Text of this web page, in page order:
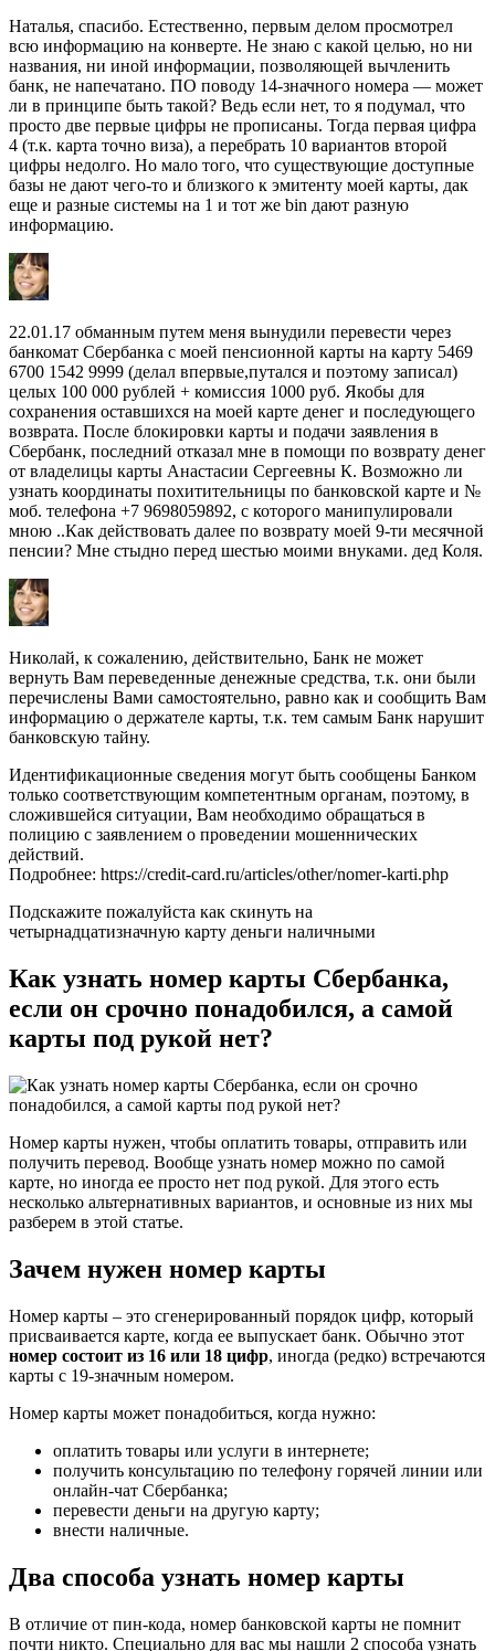
Наталья, спасибо. Естественно, первым делом просмотрел
всю информацию на конверте. Не знаю с какой целью, но ни
названия, ни иной информации, позволяющей вычленить
банк, не напечатано. ПО поводу 14-значного номера — может
ли в принципе быть такой? Ведь если нет, то я подумал, что
просто две первые цифры не прописаны. Тогда первая цифра
4 (т.к. карта точно виза), а перебрать 10 вариантов второй
цифры недолго. Но мало того, что существующие доступные
базы не дают чего-то и близкого к эмитенту моей карты, дак
еще и разные системы на 1 и тот же bin дают разную
информацию.
22.01.17 обманным путем меня вынудили перевести через
банкомат Сбербанка с моей пенсионной карты на карту 5469
6700 1542 9999 (делал впервые,путался и поэтому записал)
целых 100 000 рублей + комиссия 1000 руб. Якобы для
сохранения оставшихся на моей карте денег и последующего
возврата. После блокировки карты и подачи заявления в
Сбербанк, последний отказал мне в помощи по возврату денег
от владелицы карты Анастасии Сергеевны К. Возможно ли
узнать координаты похитительницы по банковской карте и №
моб. телефона +7 9698059892, с которого манипулировали
мною ..Как действовать далее по возврату моей 9-ти месячной
пенсии? Мне стыдно перед шестью моими внуками. дед Коля.
Николай, к сожалению, действительно, Банк не может
вернуть Вам переведенные денежные средства, т.к. они были
перечислены Вами самостоятельно, равно как и сообщить Вам
информацию о держателе карты, т.к. тем самым Банк нарушит
банковскую тайну.
Идентификационные сведения могут быть сообщены Банком
только соответствующим компетентным органам, поэтому, в
сложившейся ситуации, Вам необходимо обращаться в
полицию с заявлением о проведении мошеннических
действий.
Подробнее: https://credit-card.ru/articles/other/nomer-karti.php
Подскажите пожалуйста как скинуть на
четырнадцатизначную карту деньги наличными
Как узнать номер карты Сбербанка,
если он срочно понадобился, а самой
карты под рукой нет?
Номер карты нужен, чтобы оплатить товары, отправить или
получить перевод. Вообще узнать номер можно по самой
карте, но иногда ее просто нет под рукой. Для этого есть
несколько альтернативных вариантов, и основные из них мы
разберем в этой статье.
Зачем нужен номер карты
Номер карты – это сгенерированный порядок цифр, который
присваивается карте, когда ее выпускает банк. Обычно этот
номер состоит из 16 или 18 цифр, иногда (редко) встречаются
карты с 19-значным номером.
Номер карты может понадобиться, когда нужно:
оплатить товары или услуги в интернете;
получить консультацию по телефону горячей линии или
онлайн-чат Сбербанка;
перевести деньги на другую карту;
внести наличные.
Два способа узнать номер карты
В отличие от пин-кода, номер банковской карты не помнит
почти никто. Специально для вас мы нашли 2 способа узнать